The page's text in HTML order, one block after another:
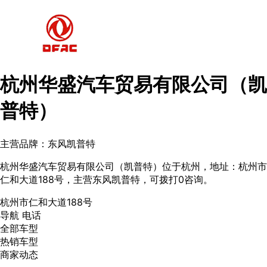
杭州华盛汽车贸易有限公司（凯
普特）
主营品牌：东风凯普特
杭州华盛汽车贸易有限公司（凯普特）位于杭州，地址：杭州市
仁和大道188号，主营东风凯普特，可拨打0咨询。
杭州市仁和大道188号
导航 电话
全部车型
热销车型
商家动态